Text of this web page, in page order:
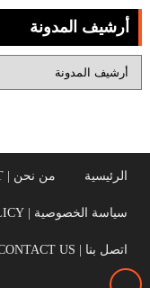
أرشيف المدونة
الرئيسية من نحن | ABOUT
سياسة الخصوصية | PRIVACY POLICY
اتصل بنا | CONTACT US